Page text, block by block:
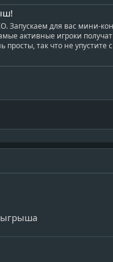
Запускаем для вас мини-
активные игроки получат
просты, так что не упустите